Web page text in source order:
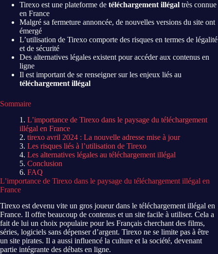
Tirexo est une plateforme de téléchargement illégal très connue
en France
Malgré sa fermeture annoncée, de nouvelles versions du site ont
émergé
L’utilisation de Tirexo comporte des risques en termes de légalité
et de sécurité
Des alternatives légales existent pour accéder aux contenus en
ligne
Il est important de se renseigner sur les enjeux liés au
téléchargement illégal
Sommaire
L’importance de Tirexo dans le paysage du téléchargement
illégal en France
tirexo avril 2024 : La nouvelle adresse mise à jour
Les risques liés à l’utilisation de Tirexo
Les alternatives légales au téléchargement illégal
Conclusion
FAQ
L’importance de Tirexo dans le paysage du téléchargement illégal en
France
Tirexo est devenu vite un gros joueur dans le téléchargement illégal en
France. Il offre beaucoup de contenus et un site facile à utiliser. Cela a
fait de lui un choix populaire pour les Français cherchant des films,
séries, logiciels sans dépenser d’argent. Tirexo ne se limite pas à être
un site pirates. Il a aussi influencé la culture et la société, devenant
partie intégrante des débats en ligne.